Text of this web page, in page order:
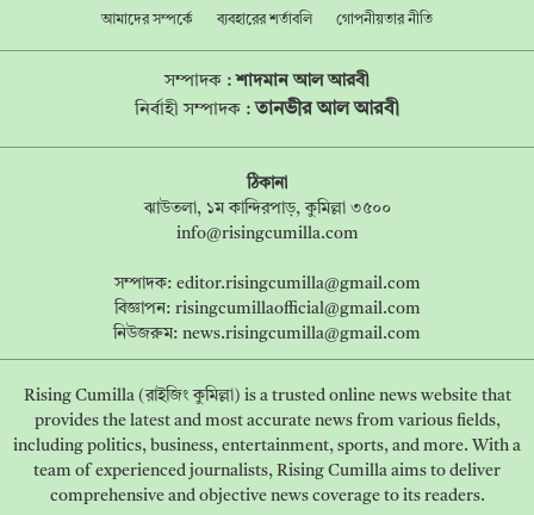
আমাদের সম্পর্কে ব্যবহারের শর্তাবলি গোপনীয়তার নীতি
সম্পাদক :শাদমান আল আরবী
নির্বাহী সম্পাদক :তানভীর আল আরবী
ঠিকানা
ঝাউতলা, ১ম কান্দিরপাড়, কুমিল্লা ৩৫০০
info@risingcumilla.com
সম্পাদক: editor.risingcumilla@gmail.com
বিজ্ঞাপন: risingcumillaofficial@gmail.com
নিউজরুম: news.risingcumilla@gmail.com
Rising Cumilla (রাইজিং কুমিল্লা) is a trusted online news website that
provides the latest and most accurate news from various fields,
including politics, business, entertainment, sports, and more. With a
team of experienced journalists, Rising Cumilla aims to deliver
comprehensive and objective news coverage to its readers.